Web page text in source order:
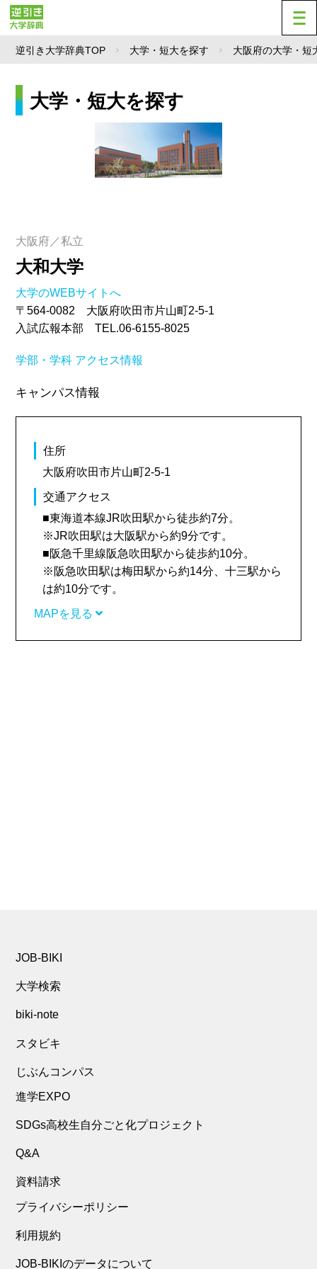
逆引き大学辞典TOP 大学・短大を探す 大阪府の大学・短
大学・短大を探す
大阪府／私立
大和大学
大学のWEBサイトへ
〒564-0082 大阪府吹田市片山町2-5-1
入試広報本部 TEL.06-6155-8025
学部・学科 アクセス情報
キャンパス情報
住所
大阪府吹田市片山町2-5-1
交通アクセス
■東海道本線JR吹田駅から徒歩約7分。
※JR吹田駅は大阪駅から約9分です。
■阪急千里線阪急吹田駅から徒歩約10分。
※阪急吹田駅は梅田駅から約14分、十三駅から
は約10分です。
MAPを見る
JOB-BIKI
大学検索
biki-note
スタビキ
じぶんコンパス
進学EXPO
SDGs高校生自分ごと化プロジェクト
Q&A
資料請求
プライバシーポリシー
利用規約
JOB-BIKIのデータについて